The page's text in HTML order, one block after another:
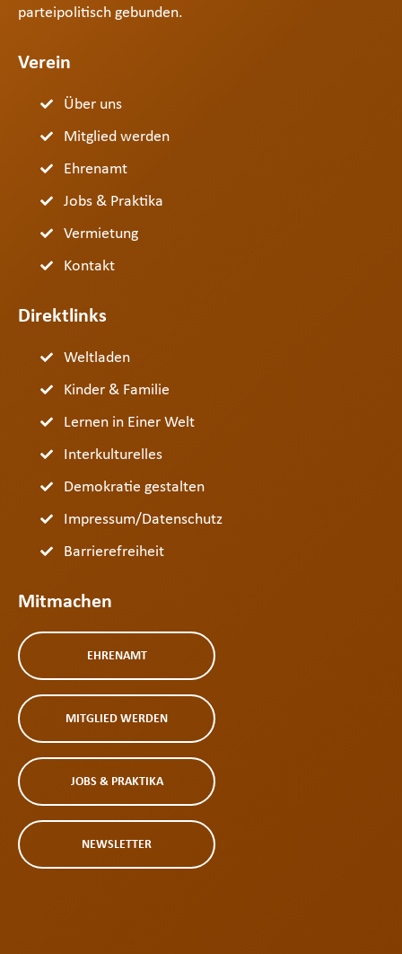
parteipolitisch gebunden.
Verein
Über uns
Mitglied werden
Ehrenamt
Jobs & Praktika
Vermietung
Kontakt
Direktlinks
Weltladen
Kinder & Familie
Lernen in Einer Welt
Interkulturelles
Demokratie gestalten
Impressum/Datenschutz
Barrierefreiheit
Mitmachen
EHRENAMT
MITGLIED WERDEN
JOBS & PRAKTIKA
NEWSLETTER